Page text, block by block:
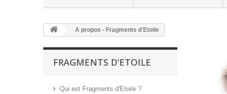
A propos - Fragments d'Etoile
FRAGMENTS D'ETOILE
Qui est Fragments d'Etoile ?